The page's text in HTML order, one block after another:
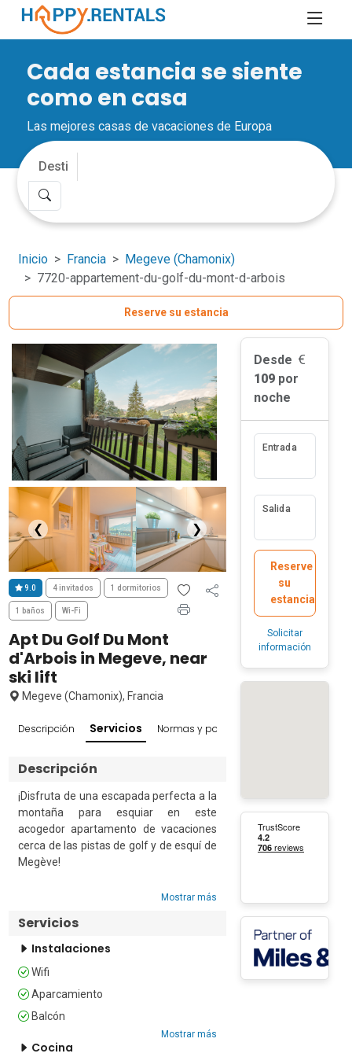
Cada estancia se siente
como en casa
Las mejores casas de vacaciones de Europa
Inicio Francia
Megeve (Chamonix)
7720-appartement-du-golf-du-mont-d-arbois
Reserve su estancia
❮ ❯
9.0 4 invitados 1 dormitorios
1 baños Wi-Fi
Apt Du Golf Du Mont
d'Arbois in Megeve, near
ski lift
Megeve (Chamonix), Francia
Descripción Servicios Normas y políticas
Descripción
¡Disfruta de una escapada perfecta a la
montaña para esquiar en este
acogedor apartamento de vacaciones
cerca de las pistas de golf y de esquí de
Megève!
Situado a solo unos minutos a pie del
de esquí de Mont d’Arbois, este
apartamento de vacaciones para 4
perfecto para relajarse y disfrutar de lo
mejor de Megève. El apartamento,
situado en la segunda planta, goza de
una ubicación encantadoramente
tranquila y soleada, con un precioso
Mostrar más
Servicios
Instalaciones
Wifi
Aparcamiento
Balcón
Mostrar más
Cocina
Desde
109 por
noche
Entrada
Salida
Reserve
su
estancia
Solicitar
información